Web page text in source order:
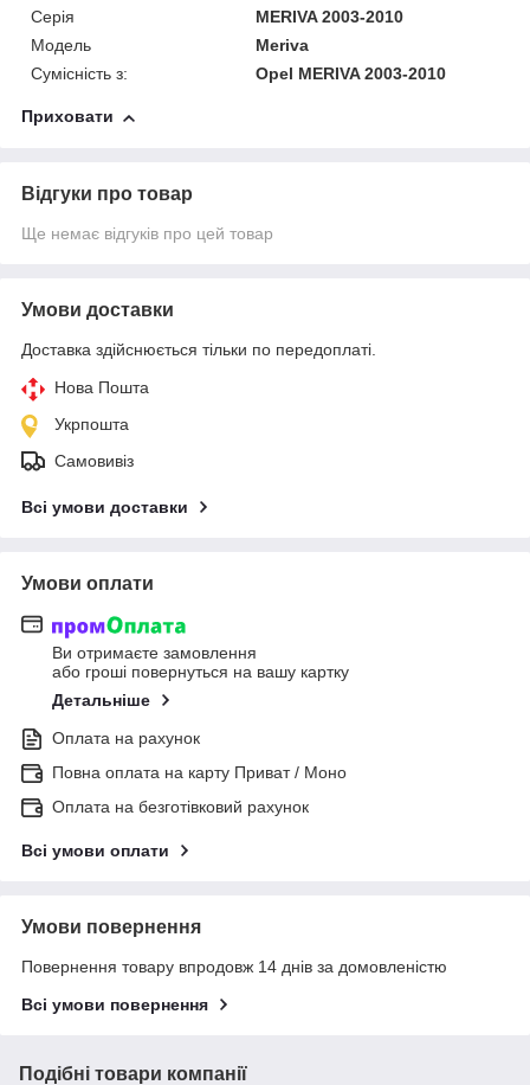
Серія
MERIVA 2003-2010
Модель
Meriva
Сумісність з:
Opel MERIVA 2003-2010
Приховати
Відгуки про товар
Ще немає відгуків про цей товар
Умови доставки
Доставка здійснюється тільки по передоплаті.
Нова Пошта
Укрпошта
Самовивіз
Всі умови доставки
Умови оплати
Ви отримаєте замовлення
або гроші повернуться на вашу картку
Детальніше
Оплата на рахунок
Повна оплата на карту Приват / Моно
Оплата на безготівковий рахунок
Всі умови оплати
Умови повернення
Повернення товару впродовж 14 днів за домовленістю
Всі умови повернення
Подібні товари компанії